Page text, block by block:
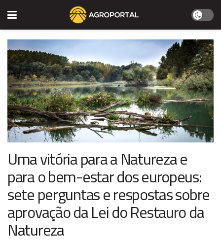
Uma vitória para a Natureza e
para o bem-estar dos europeus:
sete perguntas e respostas sobre
aprovação da Lei do Restauro da
Natureza